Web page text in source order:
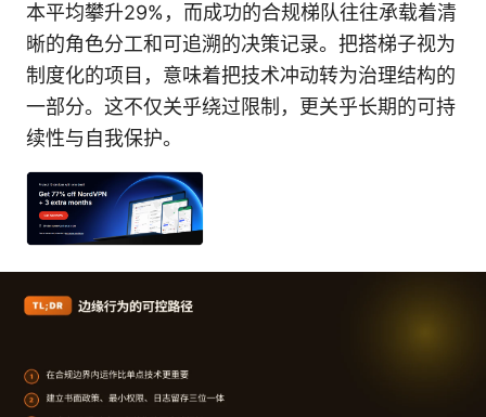
本平均攀升29%，而成功的合规梯队往往承载着清
晰的角色分工和可追溯的决策记录。把搭梯子视为
制度化的项目，意味着把技术冲动转为治理结构的
一部分。这不仅关乎绕过限制，更关乎长期的可持
续性与自我保护。